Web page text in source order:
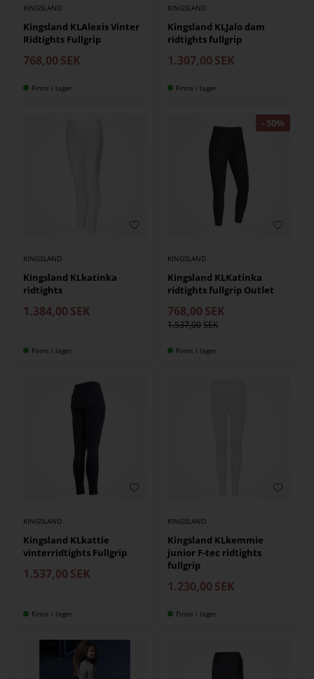
KINGSLAND
Kingsland KLAlexis Vinter
Ridtights Fullgrip
768,00 SEK
Finns i lager
KINGSLAND
Kingsland KLJalo dam
ridtights fullgrip
1.307,00 SEK
Finns i lager
KINGSLAND
Kingsland KLkatinka
ridtights
1.384,00 SEK
Finns i lager
KINGSLAND
Kingsland KLKatinka
ridtights fullgrip Outlet
768,00 SEK
1.537,00
Finns i lager
KINGSLAND
Kingsland KLkattie
vinterridtights Fullgrip
1.537,00 SEK
Finns i lager
KINGSLAND
Kingsland KLkemmie
junior F-tec ridtights
fullgrip
1.230,00 SEK
Finns i lager